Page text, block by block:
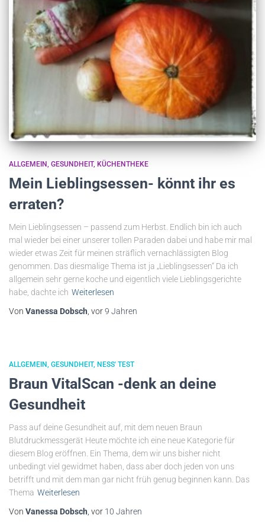
ALLGEMEIN GESUNDHEIT KÜCHENTHEKE
Mein Lieblingsessen- könnt ihr es
erraten?
Mein Lieblingsessen – passend zum Herbst. Endlich bin ich auch
mal wieder bei einer unserer tollen Paraden dabei und habe mir mal
wieder etwas Zeit für meinen sträflich vernachlässigten Blog
genommen. Das diesmalige Thema ist ja „Lieblingsessen“ Da ich
allgemein sehr gerne koche und eigentlich viele Lieblingsgerichte
habe, dachte ich Weiterlesen
Von Vanessa Dobsch , vor9 Jahren
ALLGEMEIN GESUNDHEIT NESS' TEST
Braun VitalScan -denk an deine
Gesundheit
Pass auf deine Gesundheit auf, mit dem neuen Braun
Blutdruckmessgerät Heute möchte ich eine neue Kategorie für
diesem Blog eröffnen. Ein Thema, dem wir uns bisher nicht
unbedingt viel gewidmet haben, dass aber doch jeden von uns
betrifft und mit dem man gar nicht früh genug beginnen kann. Das
Thema Weiterlesen
Von Vanessa Dobsch , vor 10 Jahren